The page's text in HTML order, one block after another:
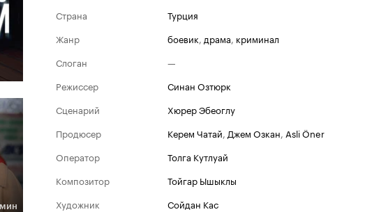
Страна
Турция
Жанр
боевик, драма, криминал
Слоган
—
Режиссер
Синан Озтюрк
Сценарий
Хюрер Эбеоглу
Продюсер
Керем Чатай, Джем Озкан, Asli Öner
Оператор
Толга Кутлуай
Композитор
Тойгар Ышыклы
Художник
Сойдан Кас